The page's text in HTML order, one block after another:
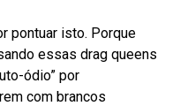
pontuar isto. Porque
essas drag queens
ódio” por
com brancos